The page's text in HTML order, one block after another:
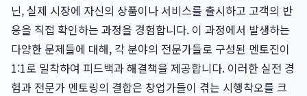
닌, 실제 시장에 자신의 상품이나 서비스를 출시하고 고객의 반
응을 직접 확인하는 과정을 경험합니다. 이 과정에서 발생하는
다양한 문제들에 대해, 각 분야의 전문가들로 구성된 멘토진이
1:1로 밀착하여 피드백과 해결책을 제공합니다. 이러한 실전 경
험과 전문가 멘토링의 결합은 창업가들이 겪는 시행착오를 크